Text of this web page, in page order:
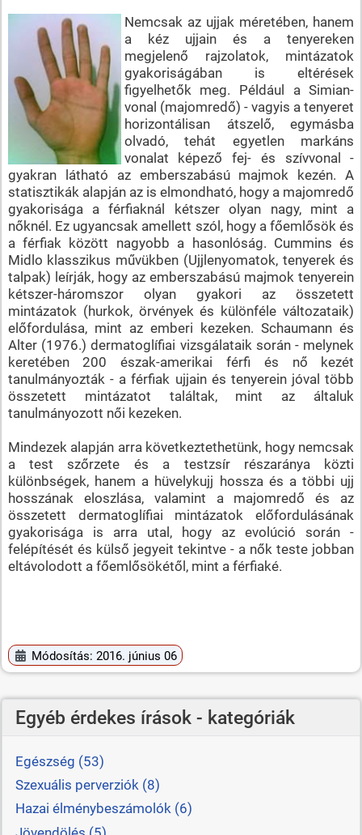
Nemcsak az ujjak méretében, hanem
a kéz ujjain és a tenyereken
megjelenő rajzolatok, mintázatok
gyakoriságában is eltérések
figyelhetők meg. Például a Simian-
vonal (majomredő) - vagyis a tenyeret
horizontálisan átszelő, egymásba
olvadó, tehát egyetlen markáns
vonalat képező fej- és szívvonal -
gyakran látható az emberszabású majmok kezén. A
statisztikák alapján az is elmondható, hogy a majomredő
gyakorisága a férfiaknál kétszer olyan nagy, mint a
nőknél. Ez ugyancsak amellett szól, hogy a főemlősök és
a férfiak között nagyobb a hasonlóság. Cummins és
Midlo klasszikus művükben (Ujjlenyomatok, tenyerek és
talpak) leírják, hogy az emberszabású majmok tenyerein
kétszer-háromszor olyan gyakori az összetett
mintázatok (hurkok, örvények és különféle változataik)
előfordulása, mint az emberi kezeken. Schaumann és
Alter (1976.) dermatoglífiai vizsgálataik során - melynek
keretében 200 észak-amerikai férfi és nő kezét
tanulmányozták - a férfiak ujjain és tenyerein jóval több
összetett mintázatot találtak, mint az általuk
tanulmányozott női kezeken.
Mindezek alapján arra következtethetünk, hogy nemcsak
a test szőrzete és a testzsír részaránya közti
különbségek, hanem a hüvelykujj hossza és a többi ujj
hosszának eloszlása, valamint a majomredő és az
összetett dermatoglífiai mintázatok előfordulásának
gyakorisága is arra utal, hogy az evolúció során -
felépítését és külső jegyeit tekintve - a nők teste jobban
eltávolodott a főemlősökétől, mint a férfiaké.
Módosítás: 2016. június 06
Egyéb érdekes írások - kategóriák
Egészség (53)
Szexuális perverziók (8)
Hazai élménybeszámolók (6)